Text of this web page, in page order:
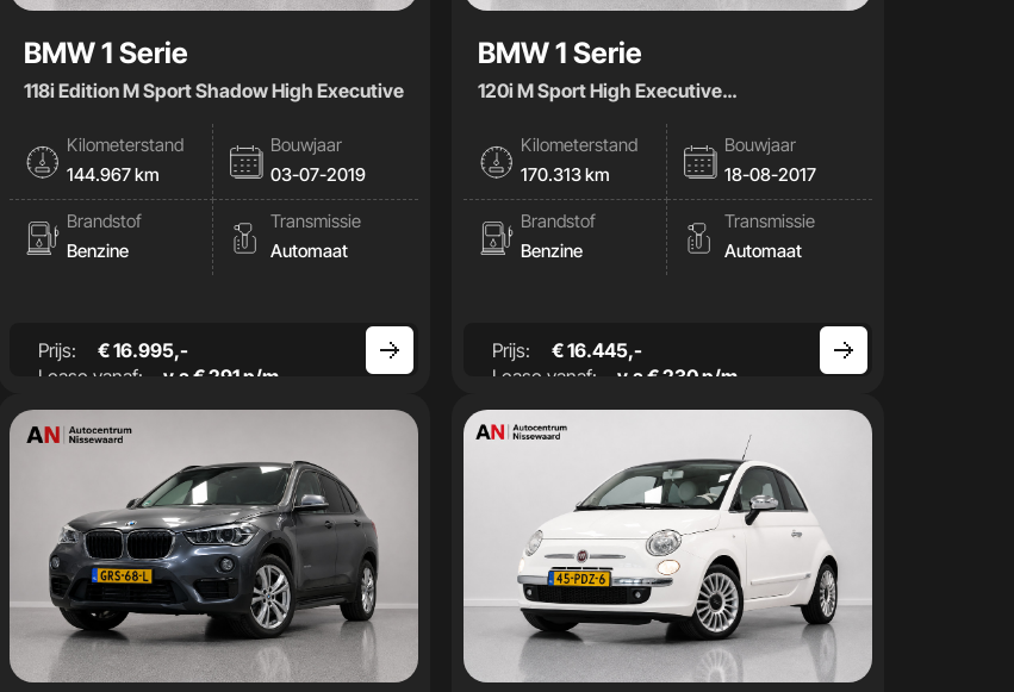
BMW 1 Serie
118i Edition M Sport Shadow High Executive
Kilometerstand
144.967 km
Bouwjaar
03-07-2019
Brandstof
Benzine
Transmissie
Automaat
Prijs:
€ 16.995,-
Lease vanaf:
v.a € 291 p/m
BMW 1 Serie
120i M Sport High Executive
Kilometerstand
170.313 km
Bouwjaar
18-08-2017
Brandstof
Benzine
Transmissie
Automaat
Prijs:
€ 16.445,-
Lease vanaf:
v.a € 230 p/m